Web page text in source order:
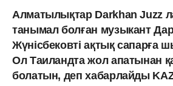
Алматылықтар Darkhan Juzz
танымал болған музыкант
Жүнісбековті ақтық сапарға
Ол Таиландта жол апатынан
болатын, деп хабарлайды